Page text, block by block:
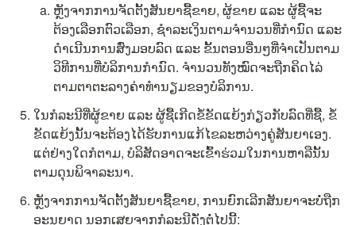
ຫຼັງຈາກການຈັດຕັ້ງສັນຍາຊື້ຂາຍ, ຜູ້ຂາຍ ແລະ ຜູ້ຊື້ຈະ
ຕ້ອງເລືອກຕົວເລືອກ, ຊຳລະເງິນຕາມຈຳນວນທີ່ກຳນົດ ແລະ
ດຳເນີນການສົ່ງມອບລົດ ແລະ ຂັ້ນຕອນອື່ນໆທີ່ຈຳເປັນຕາມ
ວິທີການທີ່ບໍລິການກຳນົດ. ຈຳນວນທັງໝົດຈະຖືກຄິດໄລ່
ຕາມຕາຕະລາງຄ່າທຳນຽມຂອງບໍລິການ.
ໃນກໍລະນີທີ່ຜູ້ຂາຍ ແລະ ຜູ້ຊື້ເກີດຂໍ້ຂັດແຍ້ງກ່ຽວກັບລົດທີ່ຊື້, ຂໍ້
ຂັດແຍ້ງນັ້ນຈະຕ້ອງໄດ້ຮັບການແກ້ໄຂລະຫວ່າງຄູ່ສັນຍາເອງ.
ແຕ່ຢ່າງໃດກໍຕາມ, ບໍລິສັດອາດຈະເຂົ້າຮ່ວມໃນການຫາລືນັ້ນ
ຕາມດຸນພິຈາລະນາ.
ຫຼັງຈາກການຈັດຕັ້ງສັນຍາຊື້ຂາຍ, ການຍົກເລີກສັນຍາຈະບໍ່ຖືກ
ອະນຸຍາດ ນອກເສຍຈາກກໍລະນີດັ່ງຕໍ່ໄປນີ້: